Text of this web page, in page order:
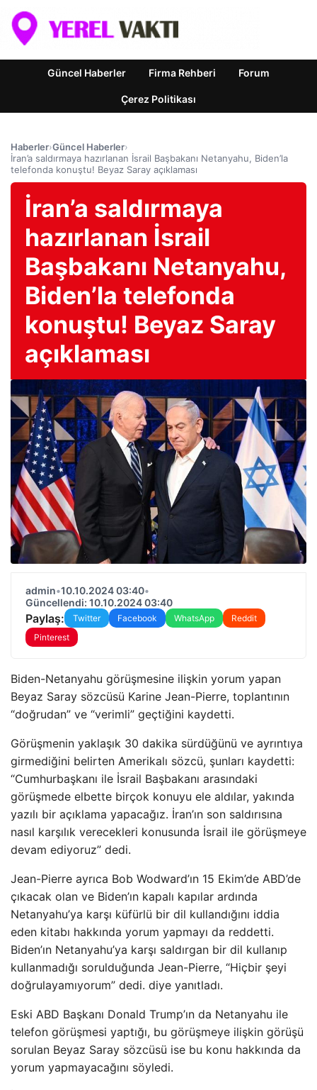
Güncel Haberler Firma Rehberi Forum
Çerez Politikası
Haberler›Güncel Haberler›
İran’a saldırmaya hazırlanan İsrail Başbakanı Netanyahu, Biden’la
telefonda konuştu! Beyaz Saray açıklaması
İran’a saldırmaya
hazırlanan İsrail
Başbakanı Netanyahu,
Biden’la telefonda
konuştu! Beyaz Saray
açıklaması
admin•10.10.2024 03:40•
Güncellendi: 10.10.2024 03:40
Paylaş: Twitter Facebook WhatsApp
Reddit
Pinterest
Biden-Netanyahu görüşmesine ilişkin yorum yapan
Beyaz Saray sözcüsü Karine Jean-Pierre, toplantının
“doğrudan” ve “verimli” geçtiğini kaydetti.
Görüşmenin yaklaşık 30 dakika sürdüğünü ve ayrıntıya
girmediğini belirten Amerikalı sözcü, şunları kaydetti:
“Cumhurbaşkanı ile İsrail Başbakanı arasındaki
görüşmede elbette birçok konuyu ele aldılar, yakında
yazılı bir açıklama yapacağız. İran’ın son saldırısına
nasıl karşılık verecekleri konusunda İsrail ile görüşmeye
devam ediyoruz” dedi.
Jean-Pierre ayrıca Bob Wodward’ın 15 Ekim’de ABD’de
çıkacak olan ve Biden’ın kapalı kapılar ardında
Netanyahu’ya karşı küfürlü bir dil kullandığını iddia
eden kitabı hakkında yorum yapmayı da reddetti.
Biden’ın Netanyahu’ya karşı saldırgan bir dil kullanıp
kullanmadığı sorulduğunda Jean-Pierre, “Hiçbir şeyi
doğrulayamıyorum” dedi. diye yanıtladı.
Eski ABD Başkanı Donald Trump’ın da Netanyahu ile
telefon görüşmesi yaptığı, bu görüşmeye ilişkin görüşü
sorulan Beyaz Saray sözcüsü ise bu konu hakkında da
yorum yapmayacağını söyledi.